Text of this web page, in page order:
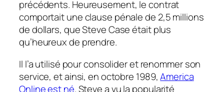
précédents. Heureusement, le contrat
comportait une clause pénale de 2,5 millions
de dollars, que Steve Case était plus
qu’heureux de prendre.
Il l’a utilisé pour consolider et renommer son
service, et ainsi, en octobre 1989,America
Online est né. Steve a vu la popularité